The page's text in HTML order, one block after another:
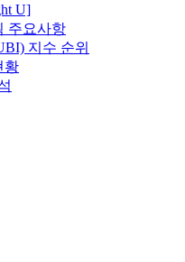
U]
주요사항
지수 순위
황